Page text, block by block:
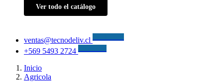
Ver todo el catálogo
ventas@tecnodeliv.cl
+569 5493 2724
Inicio
Agricola